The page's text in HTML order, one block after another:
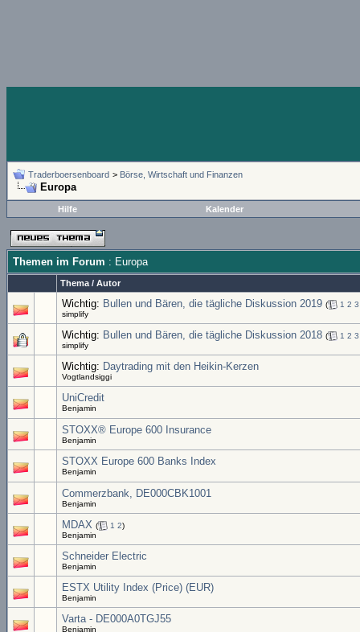
Traderboersenboard > Börse, Wirtschaft und Finanzen
Europa
Hilfe Kalender
Themen im Forum : Europa
Thema / Autor
Wichtig: Bullen und Bären, die tägliche Diskussion 2019 ( 1 2 3
simplify
Wichtig: Bullen und Bären, die tägliche Diskussion 2018 ( 1 2 3
simplify
Wichtig: Daytrading mit den Heikin-Kerzen
Vogtlandsiggi
UniCredit
Benjamin
STOXX® Europe 600 Insurance
Benjamin
STOXX Europe 600 Banks Index
Benjamin
Commerzbank, DE000CBK1001
Benjamin
MDAX ( 1 2)
Benjamin
Schneider Electric
Benjamin
ESTX Utility Index (Price) (EUR)
Benjamin
Varta - DE000A0TGJ55
Benjamin